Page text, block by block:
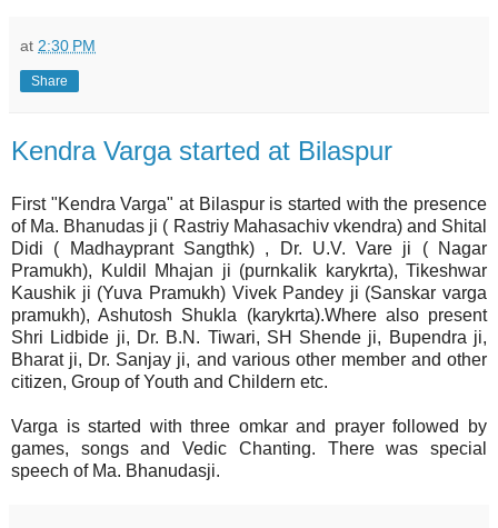
at 2:30 PM
Share
Kendra Varga started at Bilaspur
First "Kendra Varga" at Bilaspur is started with the presence
of Ma. Bhanudas ji ( Rastriy Mahasachiv vkendra) and Shital
Didi ( Madhayprant Sangthk) , Dr. U.V. Vare ji ( Nagar
Pramukh), Kuldil Mhajan ji (purnkalik karykrta), Tikeshwar
Kaushik ji (Yuva Pramukh) Vivek Pandey ji (Sanskar varga
pramukh), Ashutosh Shukla (karykrta).Where also present
Shri Lidbide ji, Dr. B.N. Tiwari, SH Shende ji, Bupendra ji,
Bharat ji, Dr. Sanjay ji, and various other member and other
citizen, Group of Youth and Childern etc.
Varga is started with three omkar and prayer followed by
games, songs and Vedic Chanting. There was special
speech of Ma. Bhanudasji.